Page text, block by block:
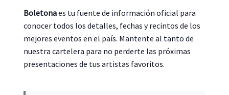
Boletonaes tu fuente de información oficial para
conocer todos los detalles, fechas y recintos de los
mejores eventos en el país. Mantente al tanto de
nuestra cartelera para no perderte las próximas
presentaciones de tus artistas favoritos.